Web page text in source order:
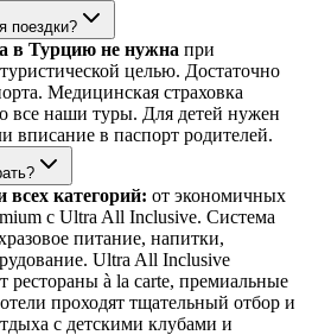
поездки?
в Турцию не нужна при
целью. Достаточно
Медицинская страховка
все наши туры. Для детей нужен
вписание в паспорт родителей.
всех категорий: от экономичных
с Ultra All Inclusive. Система
питание, напитки,
Ultra All Inclusive
рестораны à la carte, премиальные
проходят тщательный отбор и
с детскими клубами и